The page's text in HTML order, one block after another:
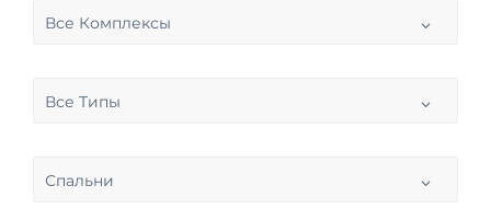
Все Комплексы
Все Типы
Спальни